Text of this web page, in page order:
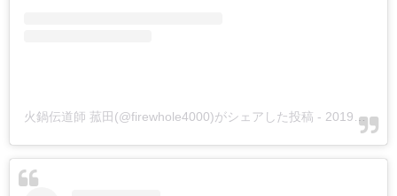
火鍋伝道師 菰田(@firewhole4000)がシェアした投稿 - 2019年 8月月18日午前1時40分PDT